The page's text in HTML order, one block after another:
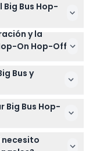
Bus Hop-
para el Big
mismo en este
boleto y la
proceso de
y la
On Hop-Off
funciona de 10:00
llegan cada 30 a
10:45 AM, 11:45
a cambios —
Bus y
acompañados
de 0 a 2 años
asiento
que las
Big Bus Hop-
y
para caminar y
necesito